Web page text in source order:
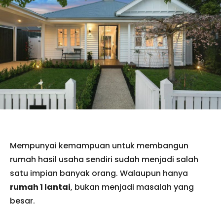
Mempunyai kemampuan untuk membangun
rumah hasil usaha sendiri sudah menjadi salah
satu impian banyak orang. Walaupun hanya
rumah 1 lantai, bukan menjadi masalah yang
besar.